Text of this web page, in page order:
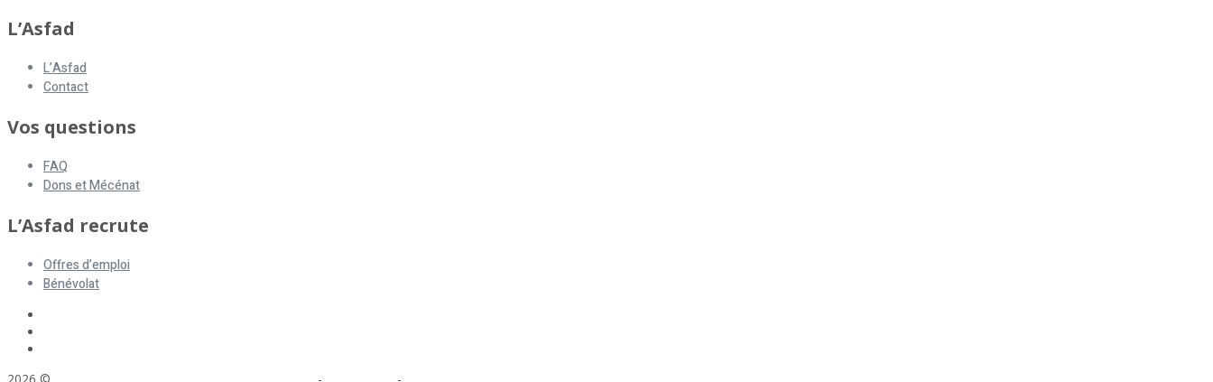
L’Asfad
L’Asfad
Contact
Vos questions
FAQ
Dons et Mécénat
L’Asfad recrute
Offres d’emploi
Bénévolat